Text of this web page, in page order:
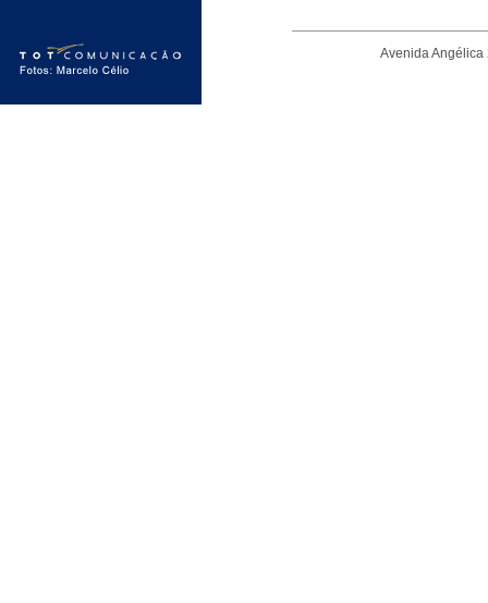
Avenida Angélica